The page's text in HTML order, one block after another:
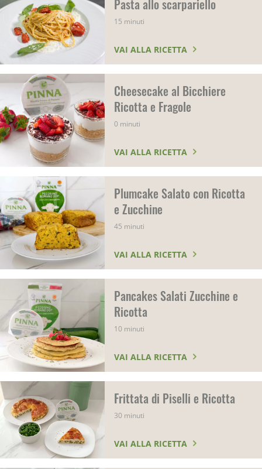
Pasta allo scarpariello
15 minuti
VAI ALLA RICETTA
Cheesecake al Bicchiere
Ricotta e Fragole
0 minuti
VAI ALLA RICETTA
Plumcake Salato con Ricotta
e Zucchine
45 minuti
VAI ALLA RICETTA
Pancakes Salati Zucchine e
Ricotta
10 minuti
VAI ALLA RICETTA
Frittata di Piselli e Ricotta
30 minuti
VAI ALLA RICETTA